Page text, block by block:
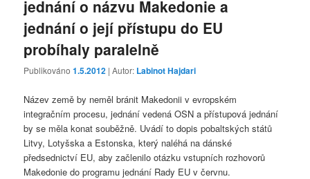
jednání o názvu Makedonie a
jednání o její přístupu do EU
probíhaly paralelně
Publikováno1.5.2012 | Autor: Labinot Hajdari
Název země by neměl bránit Makedonii v evropském
integračním procesu, jednání vedená OSN a přístupová jednání
by se měla konat souběžně. Uvádí to dopis pobaltských států
Litvy, Lotyšska a Estonska, který naléhá na dánské
předsednictví EU, aby začlenilo otázku vstupních rozhovorů
Makedonie do programu jednání Rady EU v červnu.